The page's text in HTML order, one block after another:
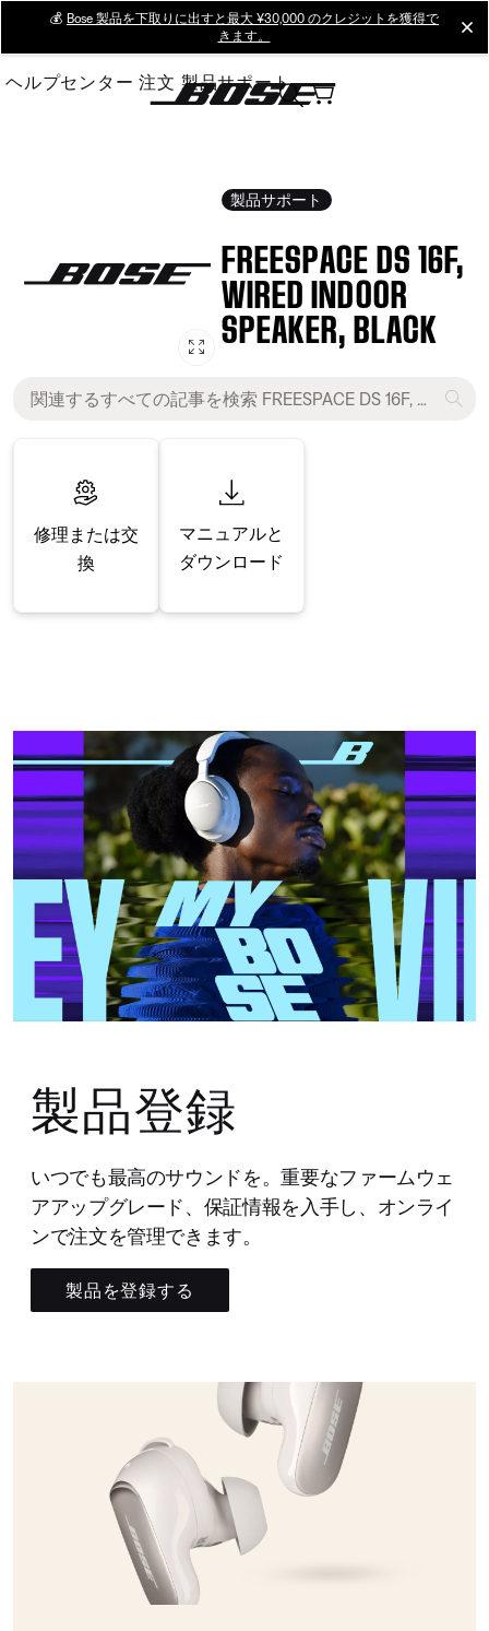
Main
💰 Bose 製品を下取りに出すと最大 ¥30,000 のクレジットを獲得で
きます。
ヘルプセンター 注文 製品サポート
製品サポート
FREESPACE DS 16F,
WIRED INDOOR
SPEAKER, BLACK
修理または交
換
マニュアルと
ダウンロード
製品登録
いつでも最高のサウンドを。重要なファームウェ
アアップグレード、保証情報を入手し、オンライ
ンで注文を管理できます。
製品を登録する